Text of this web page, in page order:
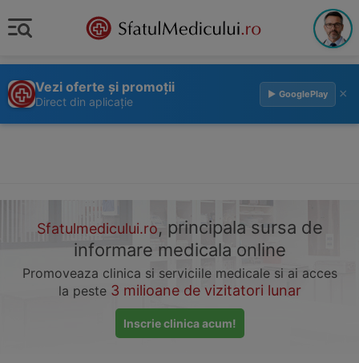
Vezi oferte și promoții
Direct din aplicație
▶ GooglePlay ×
Sfatulmedicului.ro, principala sursa de
informare medicala online
Promoveaza clinica si serviciile medicale si ai acces
la peste 3 milioane de vizitatori lunar
Inscrie clinica acum!